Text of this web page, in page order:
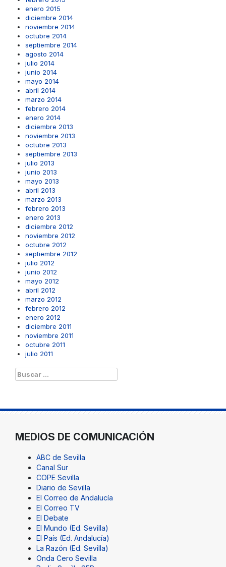
enero 2015
diciembre 2014
noviembre 2014
octubre 2014
septiembre 2014
agosto 2014
julio 2014
junio 2014
mayo 2014
abril 2014
marzo 2014
febrero 2014
enero 2014
diciembre 2013
noviembre 2013
octubre 2013
septiembre 2013
julio 2013
junio 2013
mayo 2013
abril 2013
marzo 2013
febrero 2013
enero 2013
diciembre 2012
noviembre 2012
octubre 2012
septiembre 2012
julio 2012
junio 2012
mayo 2012
abril 2012
marzo 2012
febrero 2012
enero 2012
diciembre 2011
noviembre 2011
octubre 2011
julio 2011
Buscar:
MEDIOS DE COMUNICACIÓN
ABC de Sevilla
Canal Sur
COPE Sevilla
Diario de Sevilla
El Correo de Andalucía
El Correo TV
El Debate
El Mundo (Ed. Sevilla)
El País (Ed. Andalucía)
La Razón (Ed. Sevilla)
Onda Cero Sevilla